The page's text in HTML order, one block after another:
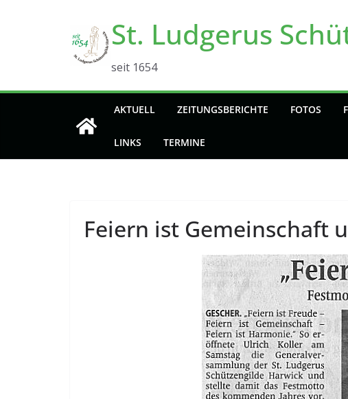
St. Ludgerus
seit 1654
AKTUELL ZEITUNGSBERICHTE FOTOS
LINKS TERMINE
Feiern ist Gemeinschaft